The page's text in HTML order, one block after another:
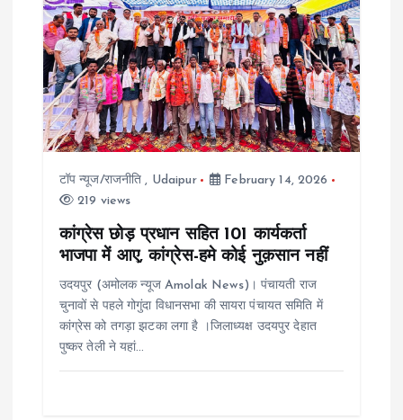
टॉप न्यूज/राजनीति , Udaipur
February 14, 2026
219 views
कांग्रेस छोड़ प्रधान सहित 101 कार्यकर्ता
भाजपा में आए, कांग्रेस-हमे कोई नुक़सान नहीं
उदयपुर (अमोलक न्यूज Amolak News)। पंचायती राज
चुनावों से पहले गोगुंदा विधानसभा की सायरा पंचायत समिति में
कांग्रेस को तगड़ा झटका लगा है ।जिलाध्यक्ष उदयपुर देहात
पुष्कर तेली ने यहां…